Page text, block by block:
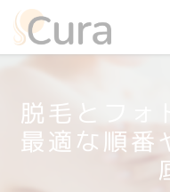
脱毛とフォ
最適な順番